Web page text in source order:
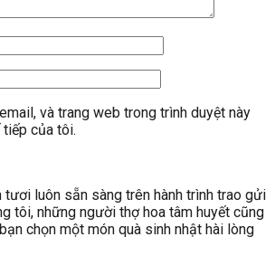
và trang web trong trình duyệt này
của tôi.
tươi luôn sẵn sàng trên hành trình trao gửi
tôi, những người thợ hoa tâm huyết cũng
chọn một món quà sinh nhật hài lòng